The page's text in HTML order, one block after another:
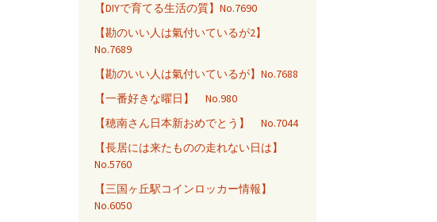
【DIYで育てる生活の質】No.7690
【勘のいい人は氣付いているが2】
No.7689
【勘のいい人は氣付いているが】No.7688
【一番好きな曜日】 No.980
【穂南さん日本新おめでとう】 No.7044
【長居には来たものの走れない日は】
No.5760
【三国ヶ丘駅コインロッカー情報】
No.6050